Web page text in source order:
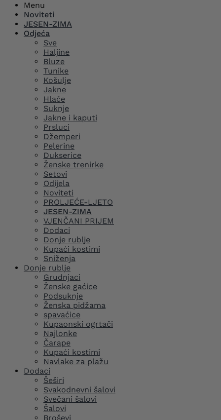
Menu
Noviteti
JESEN-ZIMA
Odjeća
Sve
Haljine
Bluze
Tunike
Košulje
Jakne
Hlače
Suknje
Jakne i kaputi
Prsluci
Džemperi
Pelerine
Dukserice
Ženske trenirke
Setovi
Odijela
Noviteti
PROLJEĆE-LJETO
JESEN-ZIMA
VJENČANI PRIJEM
Dodaci
Donje rublje
Kupaći kostimi
Sniženja
Donje rublje
Grudnjaci
Ženske gaćice
Podsuknje
Ženska pidžama
spavaćice
Kupaonski ogrtači
Najlonke
Čarape
Kupaći kostimi
Navlake za plažu
Dodaci
Šeširi
Svakodnevni šalovi
Svečani šalovi
Šalovi
Broševi